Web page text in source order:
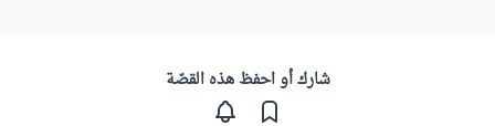
شارك أو احفظ هذه القصّة